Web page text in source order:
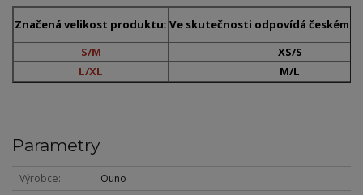
Značená velikost produktu: Ve skutečnosti odpovídá českému
S/M
XS/S
L/XL
M/L
Parametry
Výrobce
Ouno